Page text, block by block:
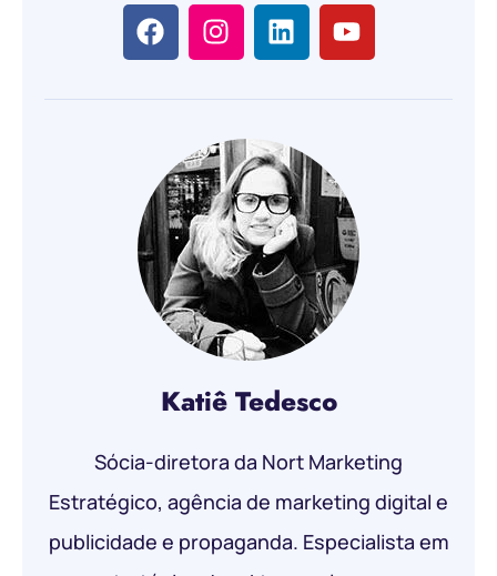
Katiê Tedesco
Sócia-diretora da Nort Marketing
Estratégico, agência de marketing digital e
publicidade e propaganda. Especialista em